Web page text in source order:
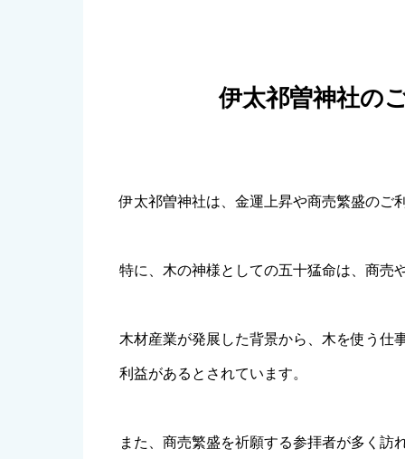
伊太祁曽神社の
伊太祁曽神社は、金運上昇や商売繁盛のご
特に、木の神様としての五十猛命は、商売
木材産業が発展した背景から、木を使う仕
利益があるとされています。
また、商売繁盛を祈願する参拝者が多く訪